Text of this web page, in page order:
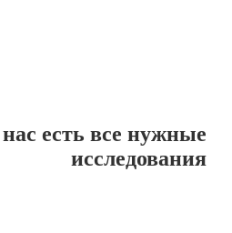
есть все нужные
исследования